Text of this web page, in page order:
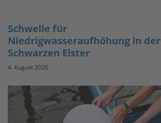
Schwelle für
Niedrigwasseraufhöhung in der
Schwarzen Elster
4. August 2026